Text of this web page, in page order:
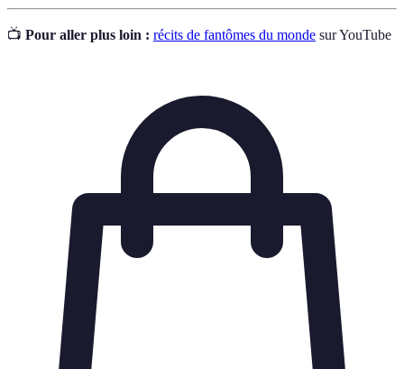
📺 Pour aller plus loin : récits de fantômes du monde sur YouTube